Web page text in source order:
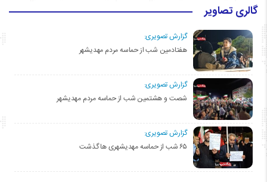
گالری تصاویر
گزارش تصویری:
هفتادمین شب از حماسه مردم مهدیشهر
گزارش تصویری:
شصت و هشتمین شب از حماسه مردم مهدیشهر
گزارش تصویری:
۶۵ شب از حماسه مهدیشهری ها گذشت